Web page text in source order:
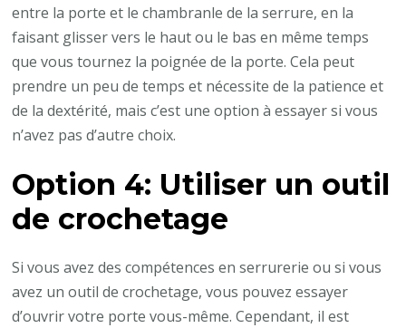
entre la porte et le chambranle de la serrure, en la
faisant glisser vers le haut ou le bas en même temps
que vous tournez la poignée de la porte. Cela peut
prendre un peu de temps et nécessite de la patience et
de la dextérité, mais c’est une option à essayer si vous
n’avez pas d’autre choix.
Option 4: Utiliser un outil
de crochetage
Si vous avez des compétences en serrurerie ou si vous
avez un outil de crochetage, vous pouvez essayer
d’ouvrir votre porte vous-même. Cependant, il est